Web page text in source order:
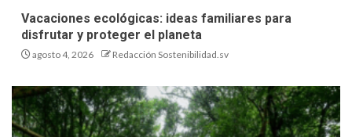
Vacaciones ecológicas: ideas familiares para
disfrutar y proteger el planeta
agosto 4, 2026 Redacción Sostenibilidad.sv